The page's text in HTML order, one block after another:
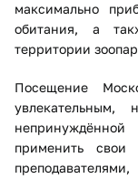
максимально
обитания, а
территории
Посещение
применить свои